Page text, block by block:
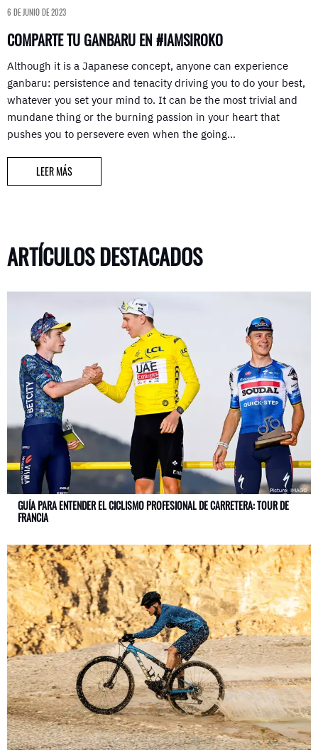
COMPARTE TU GANBARU EN #IAMSIROKO
6 DE JUNIO DE 2023
Although it is a Japanese concept, anyone can experience
ganbaru: persistence and tenacity driving you to do your best,
whatever you set your mind to. It can be the most trivial and
mundane thing or the burning passion in your heart that
pushes you to persevere even when the going…
LEER MÁS
ARTÍCULOS DESTACADOS
GUÍA PARA ENTENDER EL CICLISMO PROFESIONAL DE CARRETERA: TOUR DE
FRANCIA